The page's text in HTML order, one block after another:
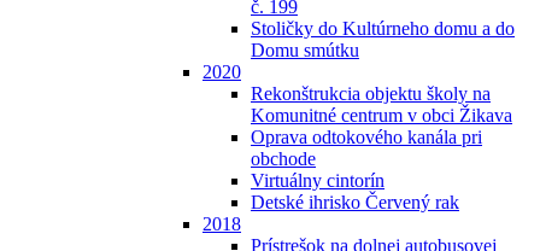
č. 199
Stoličky do Kultúrneho domu a do
Domu smútku
2020
Rekonštrukcia objektu školy na
Komunitné centrum v obci Žikava
Oprava odtokového kanála pri
obchode
Virtuálny cintorín
Detské ihrisko Červený rak
2018
Prístrešok na dolnej autobusovej